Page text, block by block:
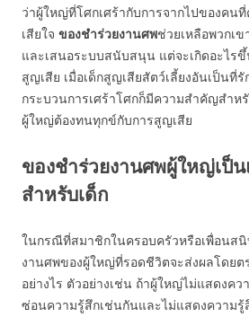
ว่าผู้ใหญ่ที่โศกเศร้ากับการจากไปของคน
เสียใจ ของชำร่วยงานศพช่วยเหลือพวกเ
และเสนอระบบสนับสนุน แต่จะเกิดอะไรขึ้
สูญเสีย เมื่อเด็กสูญเสียสัตว์เลี้ยงอันเป็นที่
กระบวนการเศร้าโศกก็มีความสำคัญสำห
ผู้ใหญ่ต้องทนทุกข์กับการสูญเสีย
ของชำร่วยงานศพผู้ใหญ่เป็
สำหรับเด็ก
ในกรณีที่สมาชิกในครอบครัวหรือเพื่อนส
งานศพของผู้ใหญ่ที่รอดชีวิตจะส่งผลโดยต
อย่างไร ตัวอย่างเช่น ถ้าผู้ใหญ่ไม่แสดงคว
ซ่อนความรู้สึกเช่นกันและไม่แสดงความ